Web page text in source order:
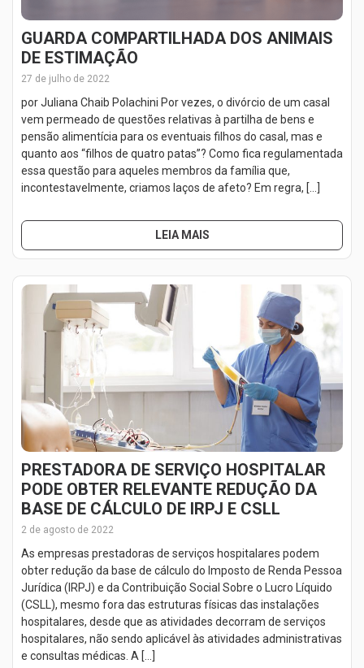
GUARDA COMPARTILHADA DOS ANIMAIS
DE ESTIMAÇÃO
27 de julho de 2022
por Juliana Chaib Polachini Por vezes, o divórcio de um casal
vem permeado de questões relativas à partilha de bens e
pensão alimentícia para os eventuais filhos do casal, mas e
quanto aos “filhos de quatro patas”? Como fica regulamentada
essa questão para aqueles membros da família que,
incontestavelmente, criamos laços de afeto? Em regra, […]
LEIA MAIS
PRESTADORA DE SERVIÇO HOSPITALAR
PODE OBTER RELEVANTE REDUÇÃO DA
BASE DE CÁLCULO DE IRPJ E CSLL
2 de agosto de 2022
As empresas prestadoras de serviços hospitalares podem
obter redução da base de cálculo do Imposto de Renda Pessoa
Jurídica (IRPJ) e da Contribuição Social Sobre o Lucro Líquido
(CSLL), mesmo fora das estruturas físicas das instalações
hospitalares, desde que as atividades decorram de serviços
hospitalares, não sendo aplicável às atividades administrativas
e consultas médicas. A […]